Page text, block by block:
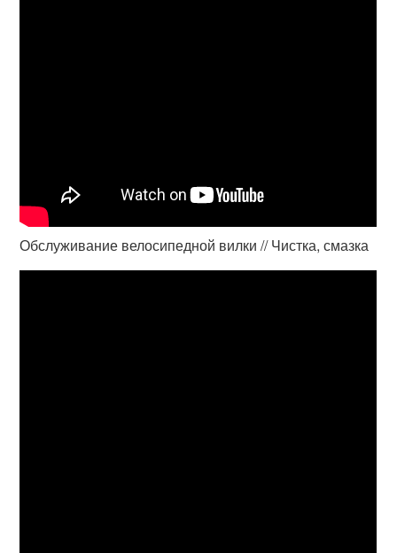
Обслуживание велосипедной вилки // Чистка, смазка